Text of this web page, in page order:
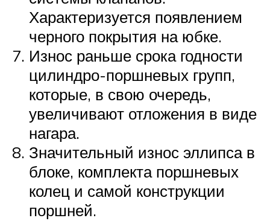
Характеризуется появлением
черного покрытия на юбке.
Износ раньше срока годности
цилиндро-поршневых групп,
которые, в свою очередь,
увеличивают отложения в виде
нагара.
Значительный износ эллипса в
блоке, комплекта поршневых
колец и самой конструкции
поршней.